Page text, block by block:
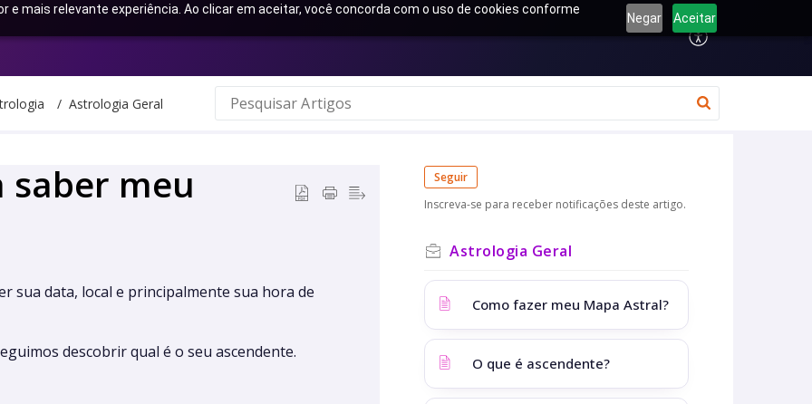
e mais relevante experiência. Ao clicar em aceitar, você concorda com o uso de cookies conforme
Negar Aceitar
Astrologia Geral
saber meu
sua data, local e principalmente sua hora de
descobrir qual é o seu ascendente.
Seguir
Inscreva-se para receber notificações deste artigo.
Astrologia Geral
Como fazer meu Mapa Astral?
O que é ascendente?